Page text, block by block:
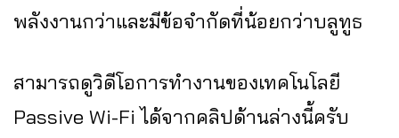
พลังงานกว่าและมีข้อจำกัดที่น้อยกว่าบลูทูธ
สามารถดูวิดีโอการทำงานของเทคโนโลยี
Passive Wi-Fi ได้จากคลิปด้านล่างนี้ครับ